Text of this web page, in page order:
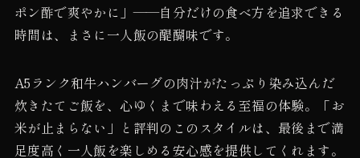
ポン酢で爽やかに」——自分だけの食べ方を追求できる
時間は、まさに一人飯の醍醐味です。
A5ランク和牛ハンバーグの肉汁がたっぷり染み込んだ
炊きたてご飯を、心ゆくまで味わえる至福の体験。「お
米が止まらない」と評判のこのスタイルは、最後まで満
足度高く一人飯を楽しめる安心感を提供してくれます。